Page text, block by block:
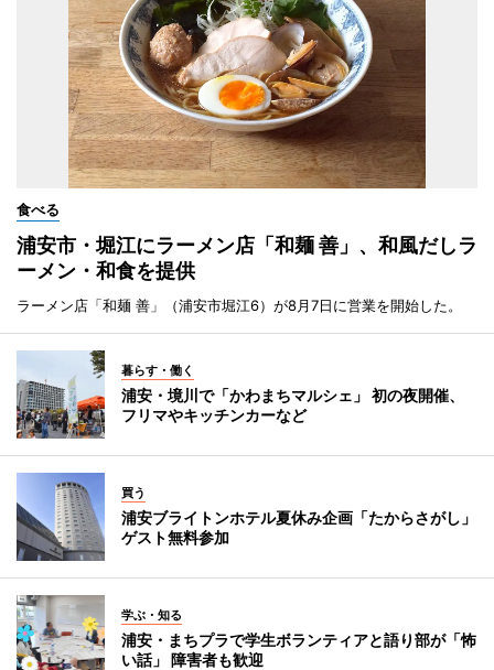
食べる
浦安市・堀江にラーメン店「和麺 善」、和風だしラ
ーメン・和食を提供
ラーメン店「和麺 善」（浦安市堀江6）が8月7日に営業を開始した。
暮らす・働く
浦安・境川で「かわまちマルシェ」 初の夜開催、
フリマやキッチンカーなど
買う
浦安ブライトンホテル夏休み企画「たからさがし」
ゲスト無料参加
学ぶ・知る
浦安・まちプラで学生ボランティアと語り部が「怖
い話」 障害者も歓迎